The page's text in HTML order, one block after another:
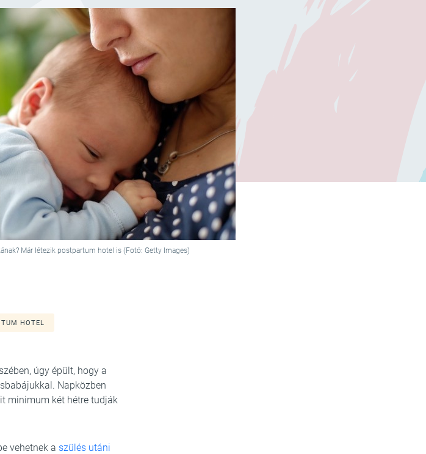
Már létezik postpartum hotel is (Fotó: Getty Images)
HOTEL
úgy épült, hogy a
Napközben
minimum két hétre tudják
vehetnek a szülés utáni